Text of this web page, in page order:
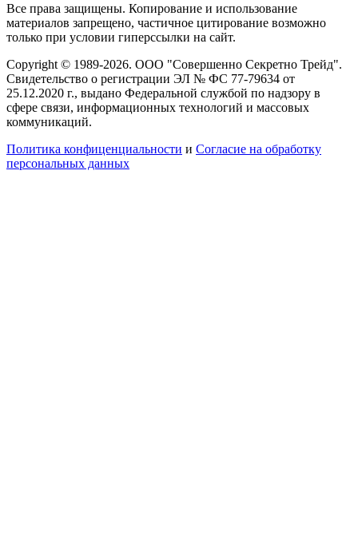
Все права защищены. Копирование и использование
материалов запрещено, частичное цитирование возможно
только при условии гиперссылки на сайт.
Copyright © 1989-2026. ООО "Совершенно Секретно Трейд".
Свидетельство о регистрации ЭЛ № ФС 77-79634 от
25.12.2020 г., выдано Федеральной службой по надзору в
сфере связи, информационных технологий и массовых
коммуникаций.
Политика конфиценциальности и Согласие на обработку
персональных данных